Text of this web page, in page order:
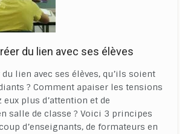
du lien avec ses élèves
lien avec ses élèves, qu’ils soient
? Comment apaiser les tensions
plus d’attention et de
salle de classe ? Voici 3 principes
d’enseignants, de formateurs en